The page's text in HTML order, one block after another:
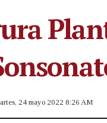
24 mayo 2022 8:26 AM